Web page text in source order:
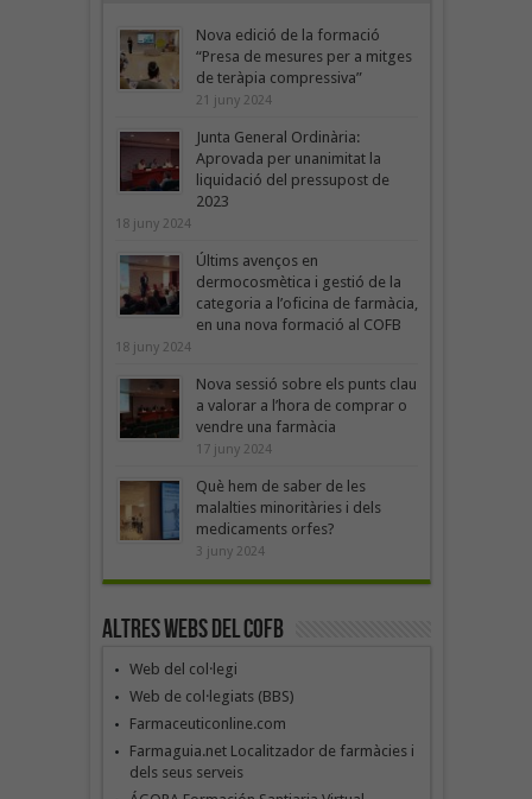
Nova edició de la formació
“Presa de mesures per a mitges
de teràpia compressiva”
21 juny 2024
Junta General Ordinària:
Aprovada per unanimitat la
liquidació del pressupost de
2023
18 juny 2024
Últims avenços en
dermocosmètica i gestió de la
categoria a l’oficina de farmàcia,
en una nova formació al COFB
18 juny 2024
Nova sessió sobre els punts clau
a valorar a l’hora de comprar o
vendre una farmàcia
17 juny 2024
Què hem de saber de les
malalties minoritàries i dels
medicaments orfes?
3 juny 2024
Altres webs del COFB
Web del col·legi
Web de col·legiats (BBS)
Farmaceuticonline.com
Farmaguia.net Localitzador de farmàcies i
dels seus serveis